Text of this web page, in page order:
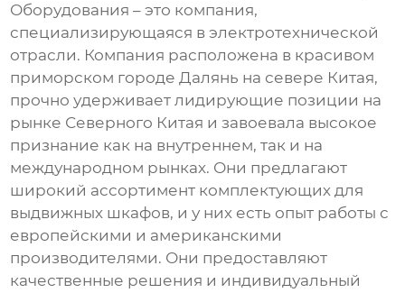
Оборудования – это компания,
специализирующаяся в электротехнической
отрасли. Компания расположена в красивом
приморском городе Далянь на севере Китая,
прочно удерживает лидирующие позиции на
рынке Северного Китая и завоевала высокое
признание как на внутреннем, так и на
международном рынках. Они предлагают
широкий ассортимент комплектующих для
выдвижных шкафов, и у них есть опыт работы с
европейскими и американскими
производителями. Они предоставляют
качественные решения и индивидуальный